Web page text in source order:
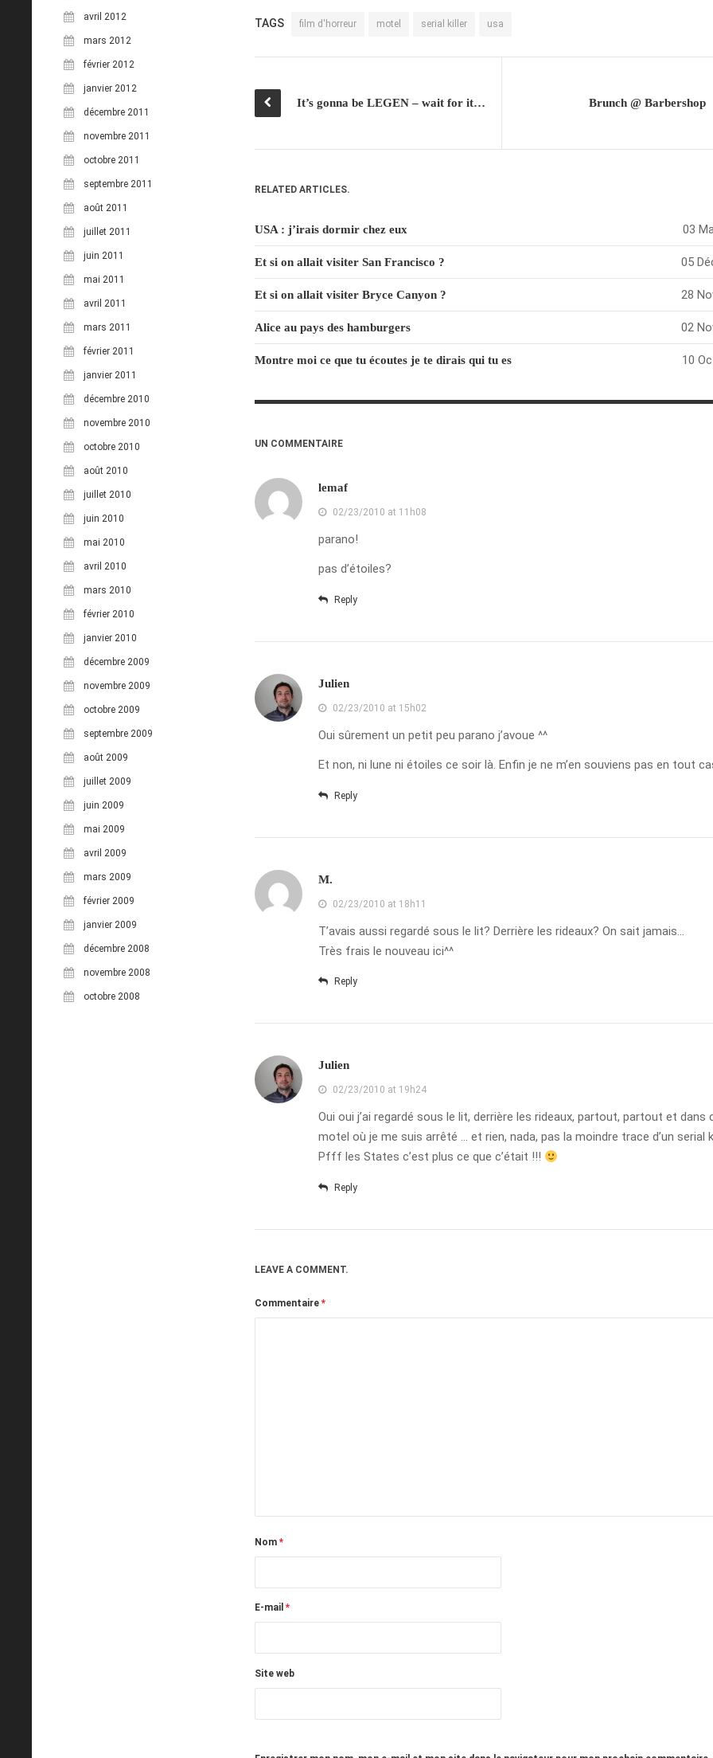
avril 2012
mars 2012
février 2012
janvier 2012
décembre 2011
novembre 2011
octobre 2011
septembre 2011
août 2011
juillet 2011
juin 2011
mai 2011
avril 2011
mars 2011
février 2011
janvier 2011
décembre 2010
novembre 2010
octobre 2010
août 2010
juillet 2010
juin 2010
mai 2010
avril 2010
mars 2010
février 2010
janvier 2010
décembre 2009
novembre 2009
octobre 2009
septembre 2009
août 2009
juillet 2009
juin 2009
mai 2009
avril 2009
mars 2009
février 2009
janvier 2009
décembre 2008
novembre 2008
octobre 2008
TAGS film d'horreur motel serial killer usa
It’s gonna be LEGEN – wait for it – DARY !!! Brunch @ Barbershop
RELATED ARTICLES.
USA : j’irais dormir chez eux 03
Et si on allait visiter San Francisco ? 05
Et si on allait visiter Bryce Canyon ? 28
Alice au pays des hamburgers 02
Montre moi ce que tu écoutes je te dirais qui tu es 10
UN COMMENTAIRE
lemaf
02/23/2010 at 11h08
parano!
pas d’étoiles?
Reply
Julien
02/23/2010 at 15h02
Oui sûrement un petit peu parano j’avoue ^^
Et non, ni lune ni étoiles ce soir là. Enfin je ne m’en souviens pas en tout
Reply
M.
02/23/2010 at 18h11
T’avais aussi regardé sous le lit? Derrière les rideaux? On sait jamais…
Très frais le nouveau ici^^
Reply
Julien
02/23/2010 at 19h24
Oui oui j’ai regardé sous le lit, derrière les rideaux, partout, partout et dans
motel où je me suis arrêté … et rien, nada, pas la moindre trace d’un serial
Pfff les States c’est plus ce que c’était !!!
Reply
LEAVE A COMMENT.
Commentaire *
Nom *
E-mail *
Site web